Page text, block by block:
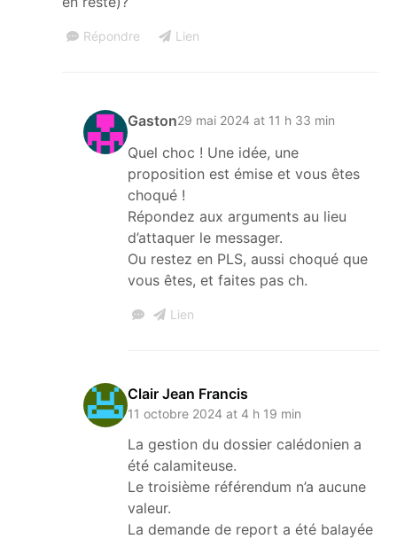
Répondre Lien
Gaston29 mai 2024 at 11 h 33 min
Quel choc ! Une idée, une
proposition est émise et vous êtes
choqué !
Répondez aux arguments au lieu
d’attaquer le messager.
Ou restez en PLS, aussi choqué que
vous êtes, et faites pas ch.
Lien
Clair Jean Francis
11 octobre 2024 at 4 h 19 min
La gestion du dossier calédonien a
été calamiteuse.
Le troisième référendum n’a aucune
valeur.
La demande de report a été balayée